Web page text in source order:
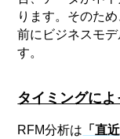
ります。そのた
前にビジネスモ
す。
タイミングに
RFM分析は 「直